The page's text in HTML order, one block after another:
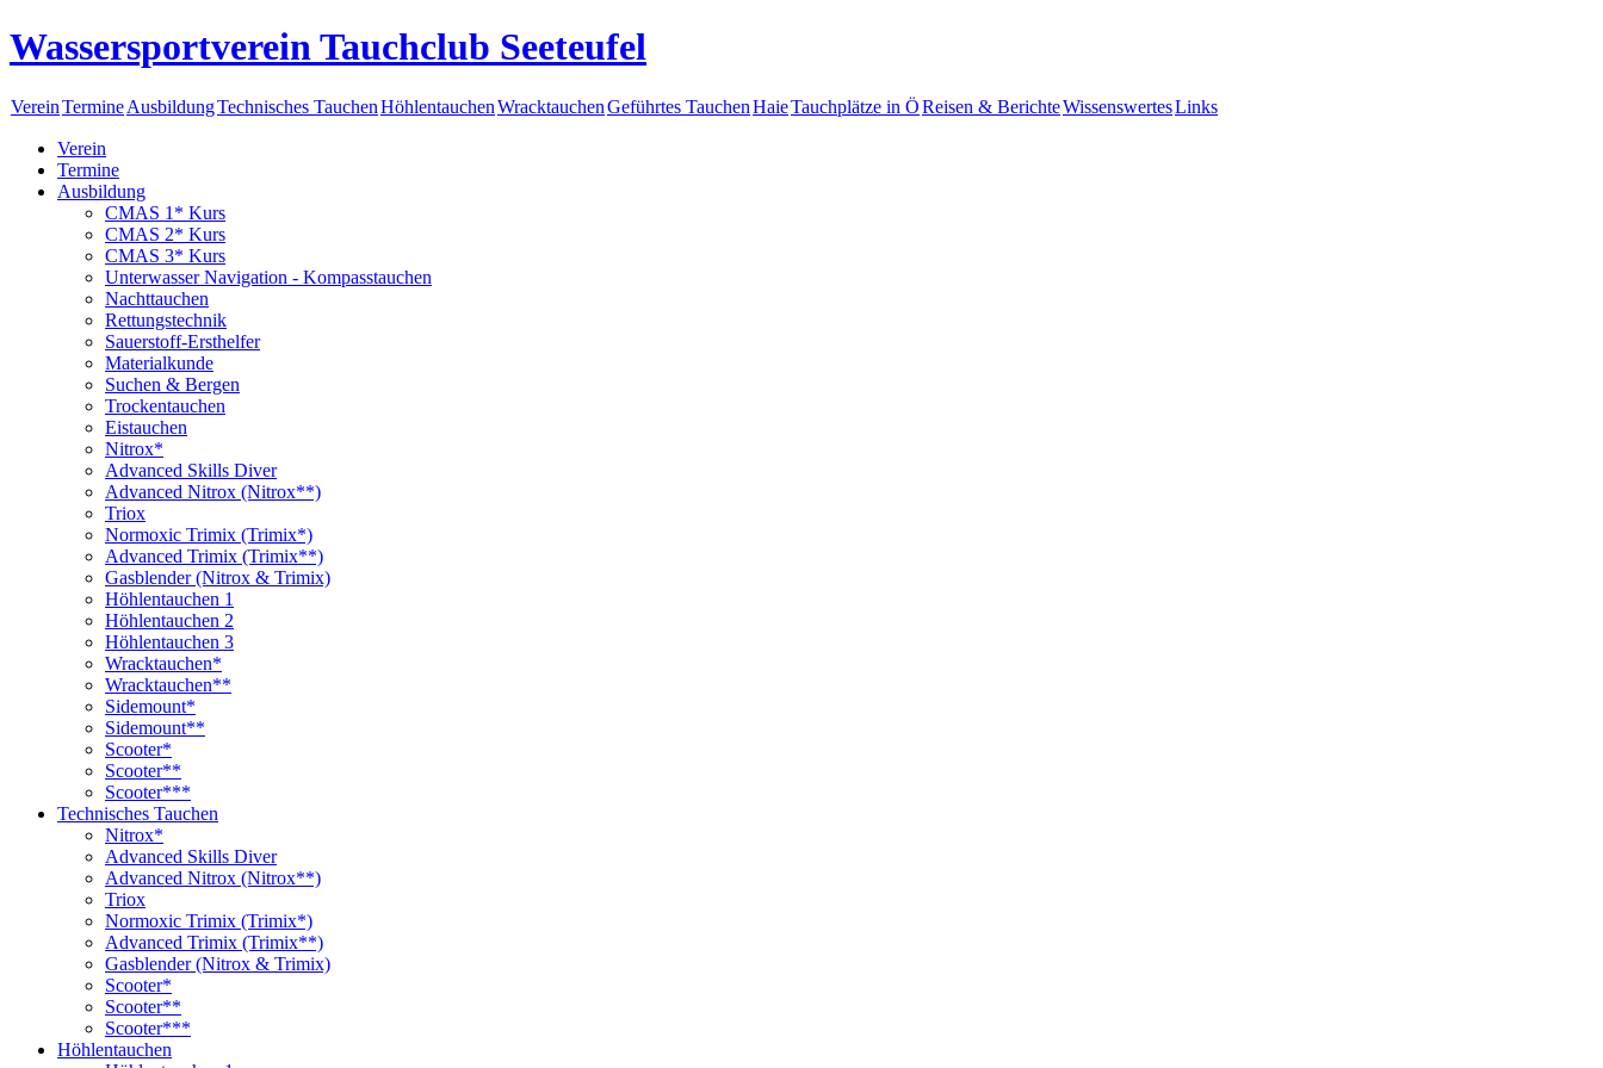
Wassersportverein Tauchclub Seeteufel
VereinTermineAusbildungTechnisches TauchenHöhlentauchenWracktauchenGeführtes TauchenHaieTauchplätze in ÖReisen & BerichteWissenswertesLinks
Verein
Termine
Ausbildung
CMAS 1* Kurs
CMAS 2* Kurs
CMAS 3* Kurs
Unterwasser Navigation - Kompasstauchen
Nachttauchen
Rettungstechnik
Sauerstoff-Ersthelfer
Materialkunde
Suchen & Bergen
Trockentauchen
Eistauchen
Nitrox*
Advanced Skills Diver
Advanced Nitrox (Nitrox**)
Triox
Normoxic Trimix (Trimix*)
Advanced Trimix (Trimix**)
Gasblender (Nitrox & Trimix)
Höhlentauchen 1
Höhlentauchen 2
Höhlentauchen 3
Wracktauchen*
Wracktauchen**
Sidemount*
Sidemount**
Scooter*
Scooter**
Scooter***
Technisches Tauchen
Nitrox*
Advanced Skills Diver
Advanced Nitrox (Nitrox**)
Triox
Normoxic Trimix (Trimix*)
Advanced Trimix (Trimix**)
Gasblender (Nitrox & Trimix)
Scooter*
Scooter**
Scooter***
Höhlentauchen